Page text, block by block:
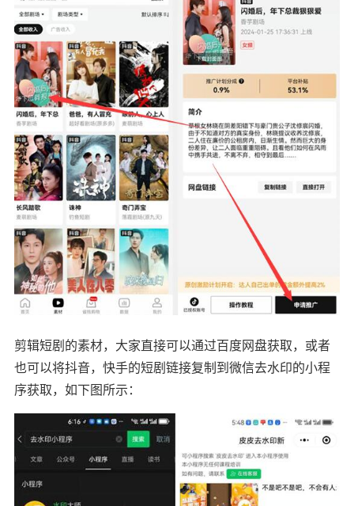
剪辑短剧的素材，大家直接可以通过百度网盘获取，或者
也可以将抖音，快手的短剧链接复制到微信去水印的小程
序获取，如下图所示：